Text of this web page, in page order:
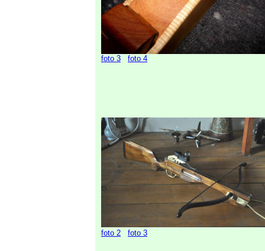
foto 3 foto 4
foto 2 foto 3